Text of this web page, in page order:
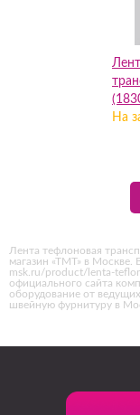
На
Лента тефлоновая
магазин «ТМТ» в Москве.
msk.ru/product/lenta-
официального сайта
оборудование от
швейную фурнитуру в